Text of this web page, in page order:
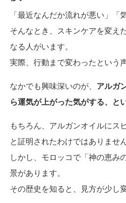
「最近なんだか流れが悪い」「
そんなとき、スキンケアを変え
なる人がいます。
実際、行動まで変わったという
なかでも興味深いのが、 アルガ
ら運気が上がった気がする、と
もちろん、アルガンオイルにス
と証明されたわけではありません
しかし、モロッコで「神の恵み
景があります。
その歴史を知ると、見方が少し